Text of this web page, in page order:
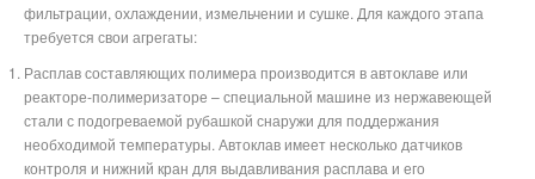
фильтрации, охлаждении, измельчении и сушке. Для каждого этапа
требуется свои агрегаты:
Расплав составляющих полимера производится в автоклаве или
реакторе-полимеризаторе – специальной машине из нержавеющей
стали с подогреваемой рубашкой снаружи для поддержания
необходимой температуры. Автоклав имеет несколько датчиков
контроля и нижний кран для выдавливания расплава и его